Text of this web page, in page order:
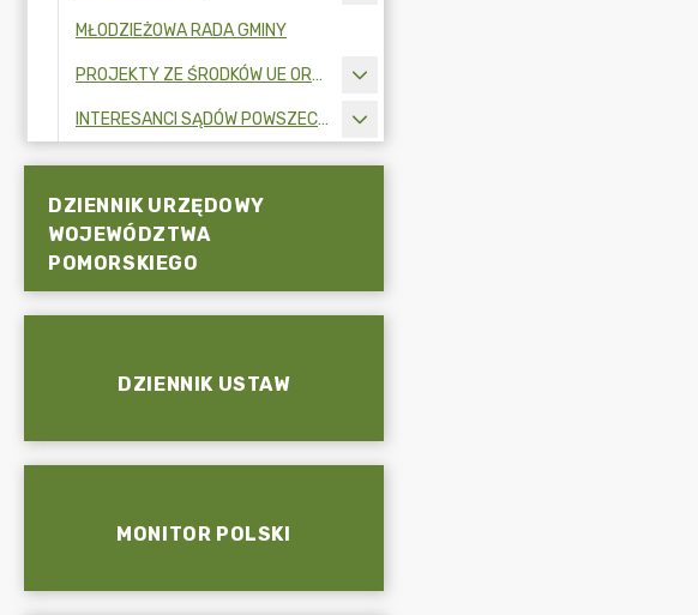
MŁODZIEŻOWA RADA GMINY
PROJEKTY ZE ŚRODKÓW UE ORAZ FUNDUSZY ZEWNĘTRZNYCH
INTERESANCI SĄDÓW POWSZECHNYCH
DZIENNIK URZĘDOWY
WOJEWÓDZTWA
POMORSKIEGO
DZIENNIK USTAW
MONITOR POLSKI